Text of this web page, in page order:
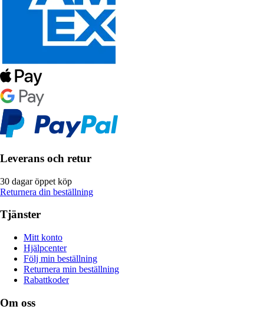
Leverans och retur
30 dagar öppet köp
Returnera din beställning
Tjänster
Mitt konto
Hjälpcenter
Följ min beställning
Returnera min beställning
Rabattkoder
Om oss